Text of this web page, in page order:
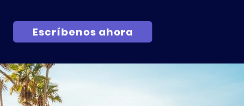
Escríbenos ahora